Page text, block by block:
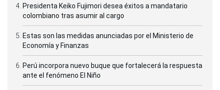
Presidenta Keiko Fujimori desea éxitos a mandatario
colombiano tras asumir al cargo
Estas son las medidas anunciadas por el Ministerio de
Economía y Finanzas
Perú incorpora nuevo buque que fortalecerá la respuesta
ante el fenómeno El Niño